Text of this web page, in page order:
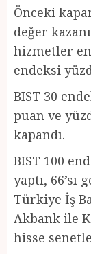
Önceki
değer
hizmetler
endeksi
BIST 30
puan ve
kapandı.
BIST 100
yaptı,
Türkiye İş
Akbank ile
hisse